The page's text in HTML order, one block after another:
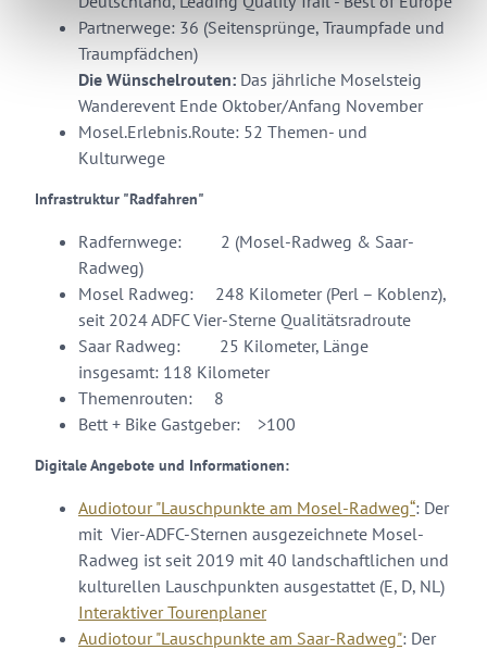
Partnerwege: 36 (Seitensprünge, Traumpfade und
Traumpfädchen)
Die Wünschelrouten: Das jährliche Moselsteig
Wanderevent Ende Oktober/Anfang November
Mosel.Erlebnis.Route: 52 Themen- und
Kulturwege
Infrastruktur "Radfahren"
Radfernwege: 2 (Mosel-Radweg & Saar-
Radweg)
Mosel Radweg: 248 Kilometer (Perl – Koblenz),
seit 2024 ADFC Vier-Sterne Qualitätsradroute
Saar Radweg: 25 Kilometer, Länge
insgesamt: 118 Kilometer
Themenrouten: 8
Bett + Bike Gastgeber: >100
Digitale Angebote und Informationen:
Audiotour "Lauschpunkte am Mosel-Radweg“: Der
mit Vier-ADFC-Sternen ausgezeichnete Mosel-
Radweg ist seit 2019 mit 40 landschaftlichen und
kulturellen Lauschpunkten ausgestattet (E, D, NL)
Interaktiver Tourenplaner
Audiotour "Lauschpunkte am Saar-Radweg": Der